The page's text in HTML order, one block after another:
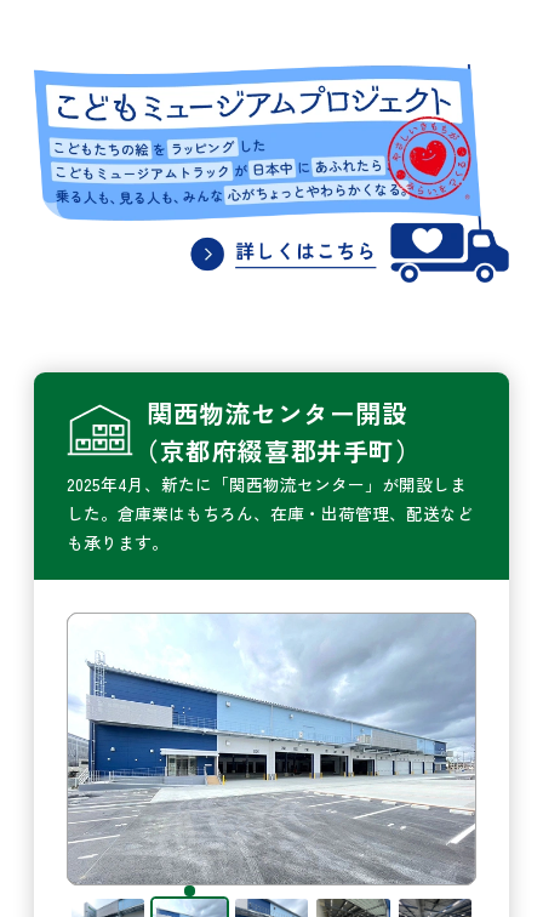
関西物流センター開設
（京都府綴喜郡井手町）
2025年4月、新たに「関西物流センター」が開設しま
した。倉庫業はもちろん、在庫・出荷管理、配送など
も承ります。